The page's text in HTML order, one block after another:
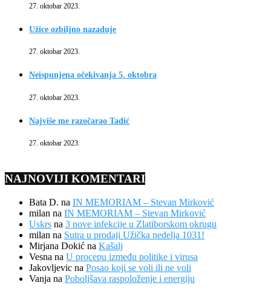
27. oktobar 2023.
Užice ozbiljno nazaduje
27. oktobar 2023.
Neispunjena očekivanja 5. oktobra
27. oktobar 2023.
Najviše me razočarao Tadić
27. oktobar 2023.
NAJNOVIJI KOMENTARI
Bata D. na IN MEMORIAM – Stevan Mirković
milan na IN MEMORIAM – Stevan Mirković
Uskrs na 3 nove infekcije u Zlatiborskom okrugu
milan na Sutra u prodaji Užička nedelja 1031!
Mirjana Dokić na Kašalj
Vesna na U procepu između politike i virusa
Jakovljevic na Posao koji se voli ili ne voli
Vanja na Poboljšava raspoloženje i energiju